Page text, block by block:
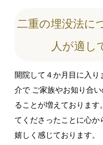
二重の埋没法に
人が適し
開院して４か月目に入
介で ご家族やお知り合
ることが増えておりま
てくださったことに心か
嬉しく感じております